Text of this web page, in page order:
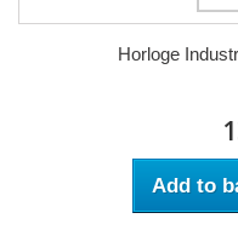
Horloge
Add to